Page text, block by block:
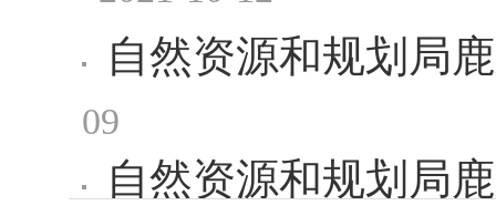
自然资源和规划局
09
自然资源和规划局